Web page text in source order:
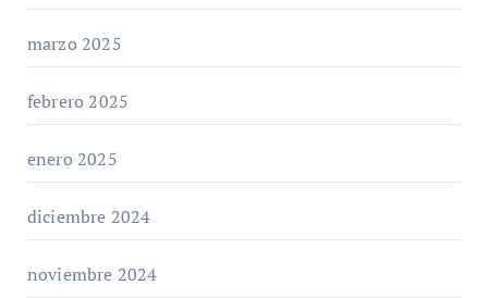
marzo 2025
febrero 2025
enero 2025
diciembre 2024
noviembre 2024